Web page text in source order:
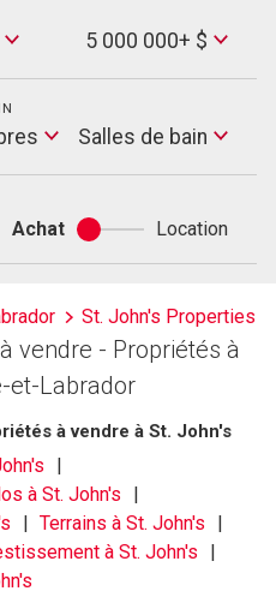
Max
Price
5 000 000+ $
Salles
de
Salles de bain
Achat
Achat
ou
Location
St. John's Properties
vendre - Propriétés à
et-Labrador
à vendre à St. John's
à St. John's
Terrains à St. John's
à St. John's